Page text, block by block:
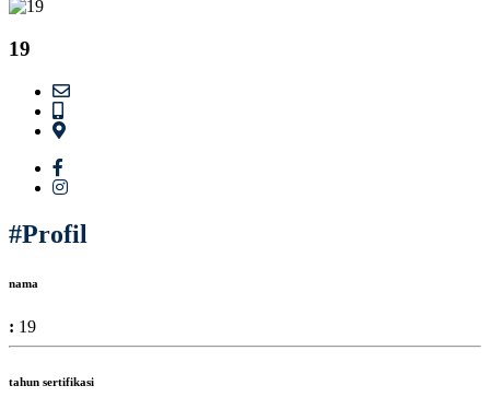
19
#Profil
nama
: 19
tahun sertifikasi